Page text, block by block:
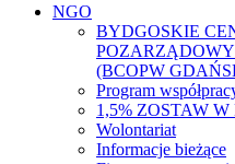
NGO
BYDGOSKIE
(BCOPW
Program
1,5% ZOSTAW
Wolontariat
Informacje bieżące